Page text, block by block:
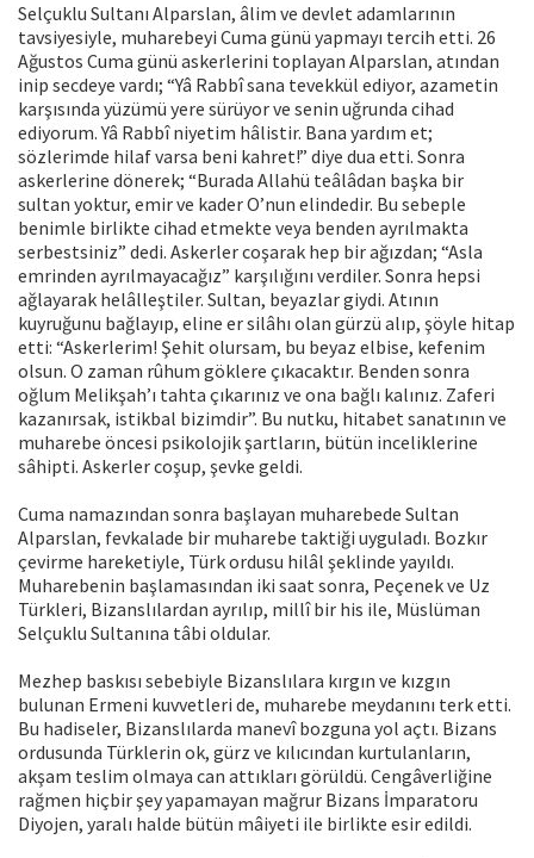
Selçuklu Sultanı Alparslan, âlim ve devlet adamlarının
tavsiyesiyle, muharebeyi Cuma günü yapmayı tercih etti. 26
Ağustos Cuma günü askerlerini toplayan Alparslan, atından
inip secdeye vardı; “Yâ Rabbî sana tevekkül ediyor, azametin
karşısında yüzümü yere sürüyor ve senin uğrunda cihad
ediyorum. Yâ Rabbî niyetim hâlistir. Bana yardım et;
sözlerimde hilaf varsa beni kahret!” diye dua etti. Sonra
askerlerine dönerek; “Burada Allahü teâlâdan başka bir
sultan yoktur, emir ve kader O’nun elindedir. Bu sebeple
benimle birlikte cihad etmekte veya benden ayrılmakta
serbestsiniz” dedi. Askerler coşarak hep bir ağızdan; “Asla
emrinden ayrılmayacağız” karşılığını verdiler. Sonra hepsi
ağlayarak helâlleştiler. Sultan, beyazlar giydi. Atının
kuyruğunu bağlayıp, eline er silâhı olan gürzü alıp, şöyle hitap
etti: “Askerlerim! Şehit olursam, bu beyaz elbise, kefenim
olsun. O zaman rûhum göklere çıkacaktır. Benden sonra
oğlum Melikşah’ı tahta çıkarınız ve ona bağlı kalınız. Zaferi
kazanırsak, istikbal bizimdir”. Bu nutku, hitabet sanatının ve
muharebe öncesi psikolojik şartların, bütün inceliklerine
sâhipti. Askerler coşup, şevke geldi.
Cuma namazından sonra başlayan muharebede Sultan
Alparslan, fevkalade bir muharebe taktiği uyguladı. Bozkır
çevirme hareketiyle, Türk ordusu hilâl şeklinde yayıldı.
Muharebenin başlamasından iki saat sonra, Peçenek ve Uz
Türkleri, Bizanslılardan ayrılıp, millî bir his ile, Müslüman
Selçuklu Sultanına tâbi oldular.
Mezhep baskısı sebebiyle Bizanslılara kırgın ve kızgın
bulunan Ermeni kuvvetleri de, muharebe meydanını terk etti.
Bu hadiseler, Bizanslılarda manevî bozguna yol açtı. Bizans
ordusunda Türklerin ok, gürz ve kılıcından kurtulanların,
akşam teslim olmaya can attıkları görüldü. Cengâverliğine
rağmen hiçbir şey yapamayan mağrur Bizans İmparatoru
Diyojen, yaralı halde bütün mâiyeti ile birlikte esir edildi.